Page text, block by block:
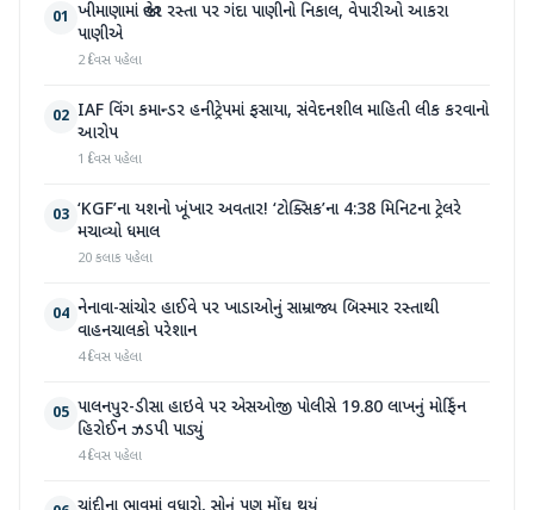
01 ખીમાણામાં જાહેર રસ્તા પર ગંદા પાણીનો નિકાલ, વેપારીઓ આકરા
પાણીએ
2 દિવસ પહેલા
02 IAF વિંગ કમાન્ડર હનીટ્રેપમાં ફસાયા, સંવેદનશીલ માહિતી લીક કરવાનો
આરોપ
1 દિવસ પહેલા
03 ‘KGF’ના યશનો ખૂંખાર અવતાર! ‘ટોક્સિક’ના 4:38 મિનિટના ટ્રેલરે
મચાવ્યો ધમાલ
20 કલાક પહેલા
04 નેનાવા-સાંચોર હાઈવે પર ખાડાઓનું સામ્રાજ્ય બિસ્માર રસ્તાથી
વાહનચાલકો પરેશાન
4 દિવસ પહેલા
05 પાલનપુર-ડીસા હાઇવે પર એસઓજી પોલીસે 19.80 લાખનું મોર્ફિન
હિરોઈન ઝડપી પાડ્યું
4 દિવસ પહેલા